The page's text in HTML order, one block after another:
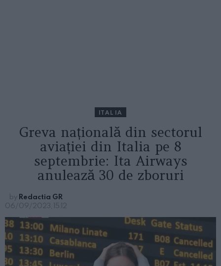
ITALIA
Greva națională din sectorul
aviației din Italia pe 8
septembrie: Ita Airways
anulează 30 de zboruri
by Redactia GR
06/09/2023, 15:12